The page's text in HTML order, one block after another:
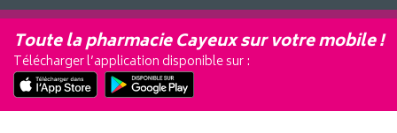
Toute la pharmacie Cayeux sur votre mobile !
Télécharger l’application disponible sur :